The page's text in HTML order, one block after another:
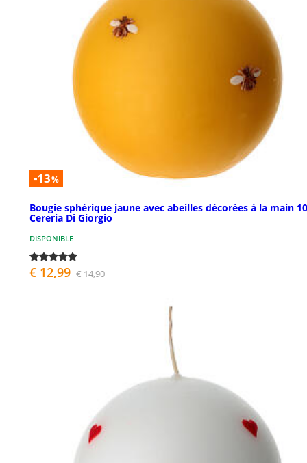
-13%
Bougie sphérique jaune avec abeilles décorées à la main
Cereria Di Giorgio
DISPONIBLE
€ 12,99 € 14,90